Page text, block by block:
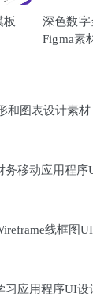
板
深色数
Figma素
和图表设计素材
务移动应用程序
线框图
习应用程序UI设